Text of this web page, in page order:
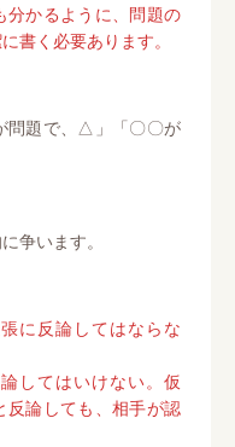
分かるように、問題の
書く必要あります。
問題で、△」「〇〇が
争います。
に反論してはならな
してはいけない。仮
反論しても、相手が認